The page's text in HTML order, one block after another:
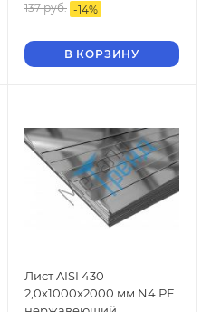
137руб. -14%
В КОРЗИНУ
Лист AISI 430
2,0x1000x2000 мм N4 РЕ